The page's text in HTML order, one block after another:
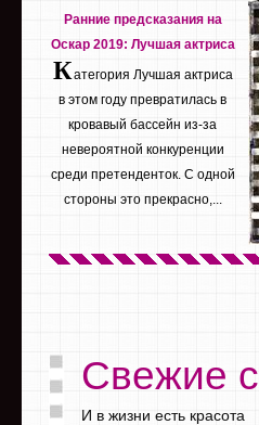
Ранние предсказания на
Оскар 2019: Лучшая актриса
Категория Лучшая актриса
в этом году превратилась в
кровавый бассейн из-за
невероятной конкуренции
среди претенденток. С одной
стороны это прекрасно,...
Свежие
И в жизни есть красота